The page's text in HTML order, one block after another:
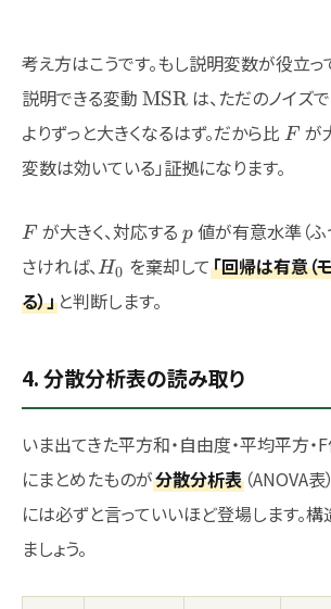
考え方はこうです。もし説明変数が役立っ
説明できる変動 \mathrm{MSR}
MSR は、ただのノイズ
よりずっと大きくなるはず。だから比 F
F が
変数は効いている」証拠になります。
F
F が大きく、対応する p
p値が有意水準（ふ
さければ、 H_0
H0 を棄却して「回帰は有意
る）」 と判断します。
4. 分散分析表の読み取り
いま出てきた平方和・自由度・平均平方・
にまとめたものが分散分析表 （ANOVA
には必ずと言っていいほど登場します。
ましょう。